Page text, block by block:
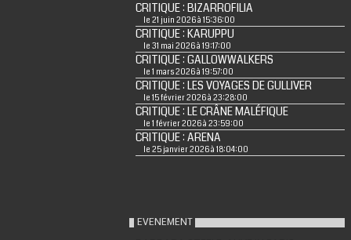
CRITIQUE : BIZARROFILIA
le 21 juin 2026 à 15:36:00
CRITIQUE : KARUPPU
le 31 mai 2026 à 19:17:00
CRITIQUE : GALLOWWALKERS
le 1 mars 2026 à 19:57:00
CRITIQUE : LES VOYAGES DE GULLIVER
le 15 février 2026 à 23:28:00
CRITIQUE : LE CRÂNE MALÉFIQUE
le 1 février 2026 à 23:59:00
CRITIQUE : ARENA
le 25 janvier 2026 à 18:04:00
EVENEMENT